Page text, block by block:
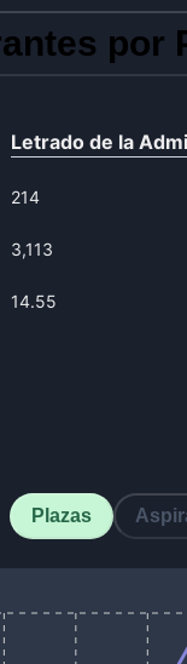
por
Letrado de la
214
3,113
14.55
Plazas